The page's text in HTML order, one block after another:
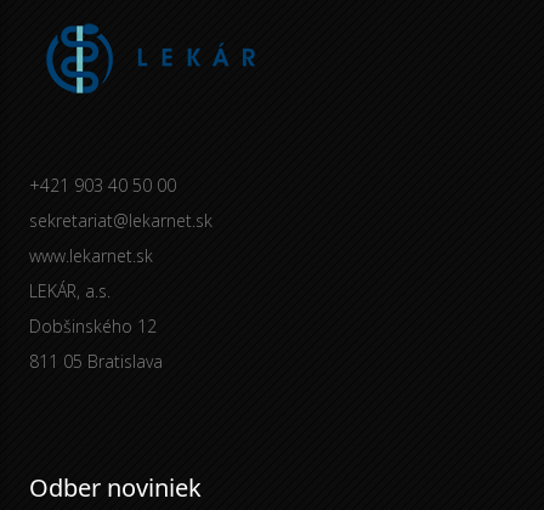
+421 903 40 50 00
sekretariat@lekarnet.sk
www.lekarnet.sk
LEKÁR, a.s.
Dobšinského 12
811 05 Bratislava
Odber noviniek